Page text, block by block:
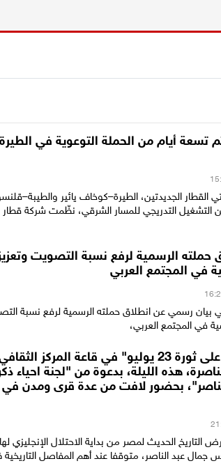
تسعة أيام من الحملة التوعوية في الطيرة
الجديدتين، الطيرة–كوخاف يائير
التشغيل التدريجي للمسار الشرقي، نظّمت شركة قطار
2026 يطلق حملته الرسمية لرفع نسبة التصويت
في المجتمع العربي
"ائتلاف 2026" في بيان رسمي عن انطلاق حملته الرسمية لرفع نسبة
في المجتمع العربي،
احتفالية "74 عاما على ثورة 23 يوليو" في قاعة المركز
هذه الليلة، بدعوة من "لجنة احياء
بحضور لافت من عدة قرى ومدن في
الحديث لمصر من بداية الاحتلال الإنجليزي